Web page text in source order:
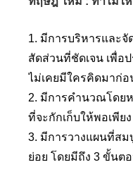
1. มีการบริหารและจั
สัดส่วนที่ชัดเจน เพื่อ
ไม่เคยมีใครคิดมาก่อ
2. มีการคำนวณโดย
ที่จะกักเก็บให้พอเพีย
3. มีการวางแผนที่ส
ย่อย โดยมีถึง 3 ขั้นต